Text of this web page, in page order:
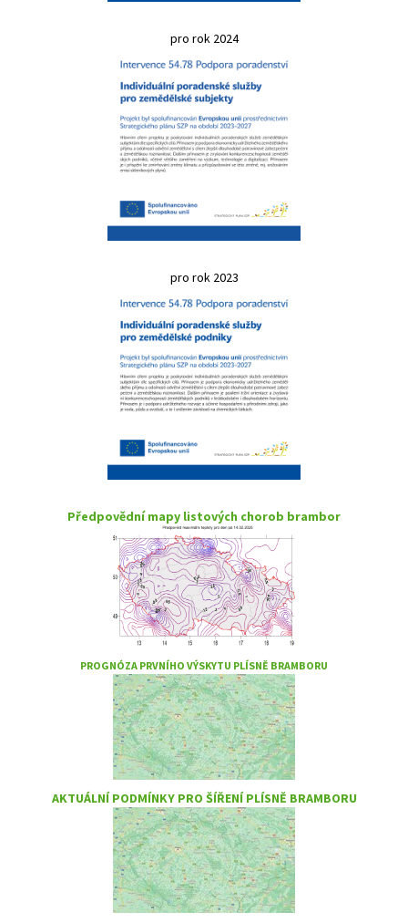
pro rok 2024
pro rok 2023
Předpovědní mapy listových chorob brambor
PROGNÓZA PRVNÍHO VÝSKYTU PLÍSNĚ BRAMBORU
AKTUÁLNÍ PODMÍNKY PRO ŠÍŘENÍ PLÍSNĚ BRAMBORU